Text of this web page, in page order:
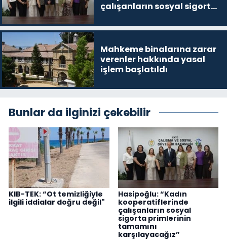
çalışanların sosyal sigorta
karşılayacağız”
Mahkeme binalarına zarar
verenler hakkında yasal
işlem başlatıldı
Bunlar da ilginizi çekebilir
KIB-TEK: “Ot temizliğiyle
ilgili iddialar doğru değil"
Hasipoğlu: “Kadın
kooperatiflerinde
çalışanların sosyal
sigorta primlerinin
tamamını
karşılayacağız”